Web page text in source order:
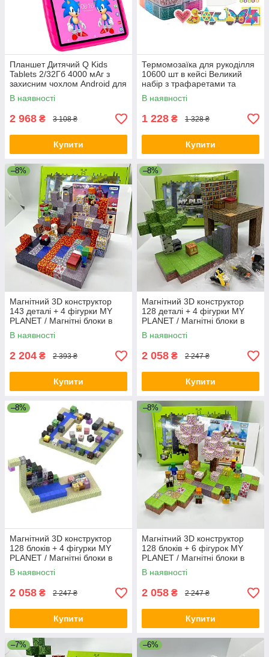
Планшет Дитячий Q Kids
Tablets 2/32Гб 4000 мАг з
захисним чохлом Android для
дітей для ігор фото мультиків
Розвиваючий Рожевий
В наявності
2 968 ₴ 3 108 ₴
Купити
Термомозаїка для рукоділля
10600 шт в кейсі Великий
набір з трафаретами та
аксесуарами для дітей
В наявності
1 228 ₴ 1 328 ₴
Купити
–8%
Магнітний 3D конструктор
143 деталі + 4 фігурки MY
PLANET / Магнітні блоки в
стилі Minecraft
В наявності
2 204 ₴ 2 393 ₴
Купити
–8%
Магнітний 3D конструктор
128 деталі + 4 фігурки MY
PLANET / Магнітні блоки в
стилі Minecraft
В наявності
2 058 ₴ 2 247 ₴
Купити
–8%
Магнітний 3D конструктор
128 блоків + 4 фігурки MY
PLANET / Магнітні блоки в
стилі Minecraft "Сніговий дім"
128 деталей GP1
В наявності
2 058 ₴ 2 247 ₴
Купити
–8%
Магнітний 3D конструктор
128 блоків + 6 фігурок MY
PLANET / Магнітні блоки в
стилі Minecraft 128 деталей
GP2
В наявності
2 058 ₴ 2 247 ₴
Купити
–7% –6%